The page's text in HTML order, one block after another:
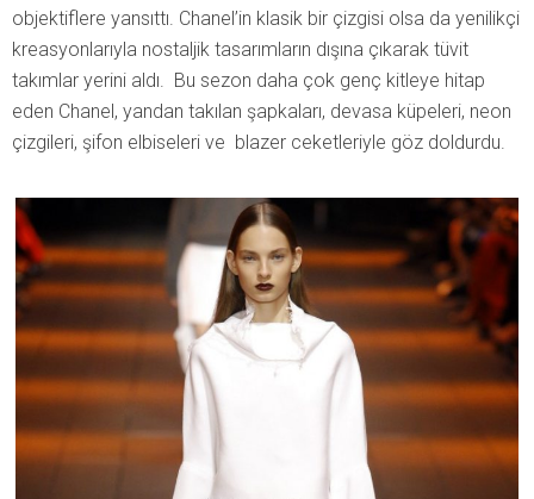
objektiflere yansıttı. Chanel’in klasik bir çizgisi olsa da yenilikçi
kreasyonlarıyla nostaljik tasarımların dışına çıkarak tüvit
takımlar yerini aldı. Bu sezon daha çok genç kitleye hitap
eden Chanel, yandan takılan şapkaları, devasa küpeleri, neon
çizgileri, şifon elbiseleri ve blazer ceketleriyle göz doldurdu.